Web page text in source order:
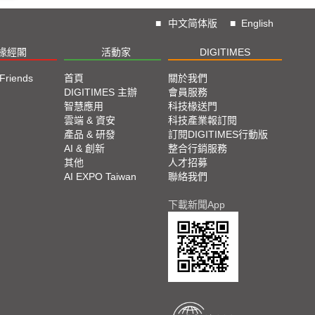
■ 中文简体版 ■ English
經閣 活動家 DIGITIMES
首頁
DIGITIMES 主辦
智慧應用
雲端 & 資安
產品 & 研發
AI & 創新
其他
AI EXPO Taiwan
關於我們
會員服務
科技椽送門
科技產業報訂閱
訂閱DIGITIMES行動版
整合行銷服務
人才招募
聯絡我們
下載新聞App